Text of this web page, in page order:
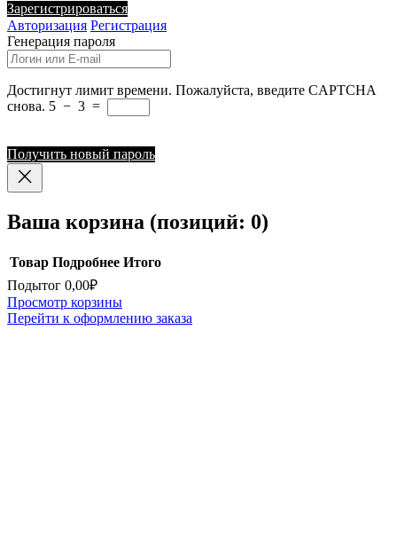
Зарегистрироваться
Авторизация Регистрация
Генерация пароля
Достигнут лимит времени. Пожалуйста, введите CAPTCHA
снова. 5 − 3 =
Получить новый пароль
Ваша корзина (позиций: 0)
Товары
в
Товар Подробнее Итого
Подытог 0,00₽
Просмотр корзины
Перейти к оформлению заказа